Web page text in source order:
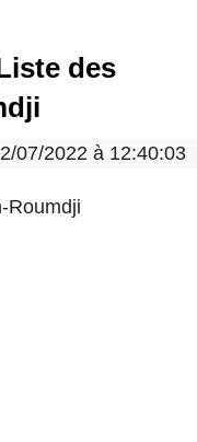
des
07/2022 à 12:40:03
Roumdji